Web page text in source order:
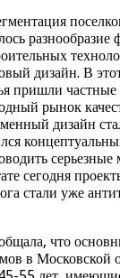
разнообразие
дизайн. В
пришли частные
рынок
дизайн
серьезные
сегодня
стали уже
что
в Московской